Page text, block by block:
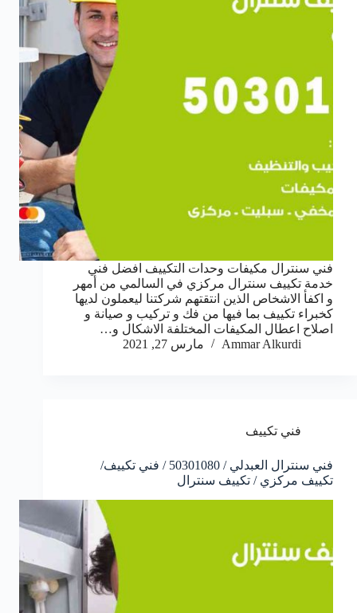
فني سنترال مكيفات وحدات التكييف افضل فني
خدمة تكييف سنترال مركزي في السالمي من أمهر
و اكفأ الاشخاص الذين انتقتهم شركتنا ليعملون لديها
كخبراء تكييف بما فيها من فك و تركيب و صيانة و
اصلاح اعطال المكيفات المختلفة الاشكال و…
Ammar Alkurdi
مارس 27, 2021
فني تكييف
فني سنترال العبدلي / 50301080 / فني تكييف/
تكييف مركزي / تكييف سنترال